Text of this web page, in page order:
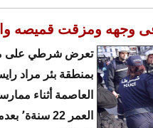
وجهه ومزقت قميصه
تعرض شرطي على
بمنطقة بئر مراد